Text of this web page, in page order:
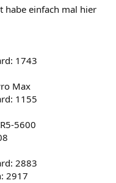
habe einfach mal hier
1743
Max
1155
5600
2883
2917